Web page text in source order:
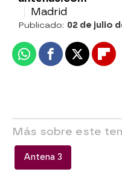
Madrid
Publicado: 02 de julio
WhatsappFacebook
X
Más sobre este
Antena 3